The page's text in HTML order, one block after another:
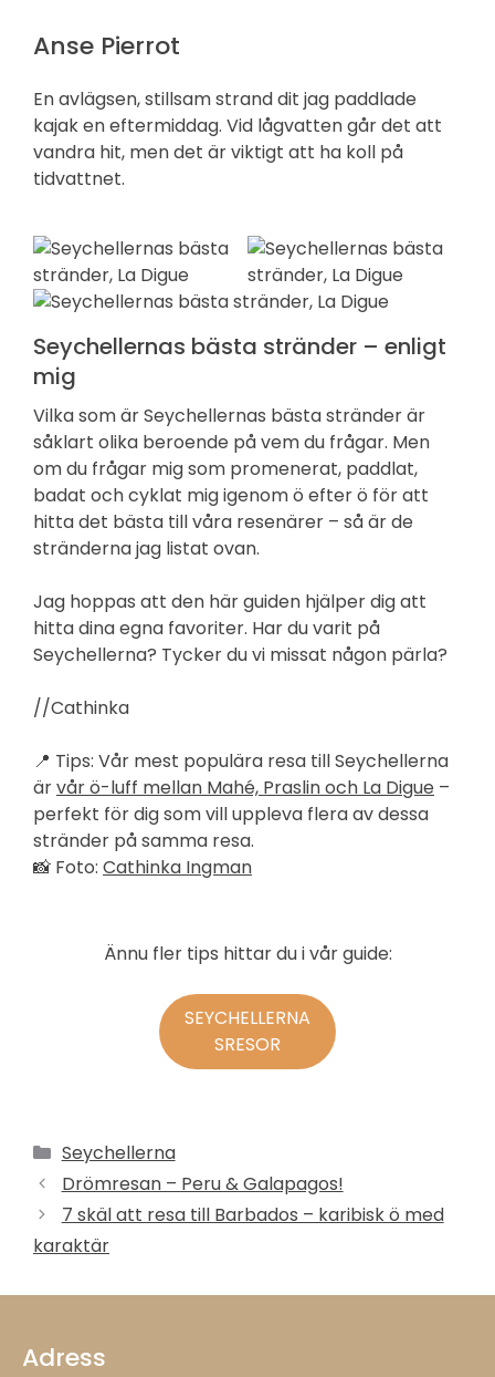
Anse Pierrot
En avlägsen, stillsam strand dit jag paddlade
kajak en eftermiddag. Vid lågvatten går det att
vandra hit, men det är viktigt att ha koll på
tidvattnet.
Seychellernas bästa stränder – enligt
mig
Vilka som är Seychellernas bästa stränder är
såklart olika beroende på vem du frågar. Men
om du frågar mig som promenerat, paddlat,
badat och cyklat mig igenom ö efter ö för att
hitta det bästa till våra resenärer – så är de
stränderna jag listat ovan.
Jag hoppas att den här guiden hjälper dig att
hitta dina egna favoriter. Har du varit på
Seychellerna? Tycker du vi missat någon pärla?
//Cathinka
📍 Tips: Vår mest populära resa till Seychellerna
ärvår ö-luff mellan Mahé, Praslin och La Digue –
perfekt för dig som vill uppleva flera av dessa
stränder på samma resa.
📸 Foto: Cathinka Ingman
Ännu fler tips hittar du i vår guide:
SEYCHELLERNA
SRESOR
Kategorier
Seychellerna
Drömresan – Peru & Galapagos!
7 skäl att resa till Barbados – karibisk ö med
karaktär
Adress